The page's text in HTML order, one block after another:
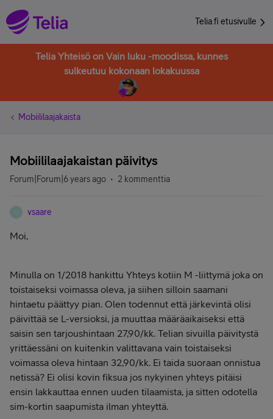
Telia.fi etusivulle
Telia Yhteisö on Vain luku -moodissa, kunnes
sulkeutuu kokonaan lokakuussa
Mobiililaajakaista
Mobiililaajakaistan päivitys
Forum|Forum|6 years ago 2 kommenttia
vsaare
Moi,
Minulla on 1/2018 hankittu Yhteys kotiin M -liittymä joka on
toistaiseksi voimassa oleva, ja siihen silloin saamani
hintaetu päättyy pian. Olen todennut että järkevintä olisi
päivittää se L-versioksi, ja muuttaa määräaikaiseksi että
saisin sen tarjoushintaan 27,90/kk. Telian sivuilla päivitystä
yrittäessäni on kuitenkin valittavana vain toistaiseksi
voimassa oleva hintaan 32,90/kk. Ei taida suoraan onnistua
netissä? Ei olisi kovin fiksua jos nykyinen yhteys pitäisi
ensin lakkauttaa ennen uuden tilaamista, ja sitten odotella
sim-kortin saapumista ilman yhteyttä.